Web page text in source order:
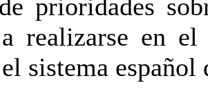
prioridades
a realizarse en
sistema español